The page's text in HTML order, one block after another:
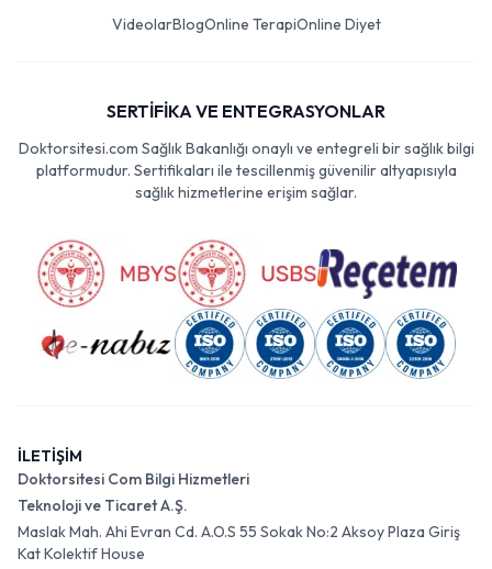
VideolarBlogOnline TerapiOnline Diyet
SERTİFİKA VE ENTEGRASYONLAR
Doktorsitesi.com Sağlık Bakanlığı onaylı ve entegreli bir sağlık bilgi
platformudur. Sertifikaları ile tescillenmiş güvenilir altyapısıyla
sağlık hizmetlerine erişim sağlar.
İLETİŞİM
Doktorsitesi Com Bilgi Hizmetleri
Teknoloji ve Ticaret A.Ş.
Maslak Mah. Ahi Evran Cd. A.O.S 55 Sokak No:2 Aksoy Plaza Giriş
Kat Kolektif House